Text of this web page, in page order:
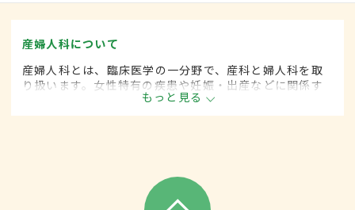
産婦人科について
産婦人科とは、臨床医学の一分野で、産科と婦人科を取
り扱います。女性特有の疾患や妊娠・出産などに関係す
る病気に対して、予防・診断・治療します。
もっと見る